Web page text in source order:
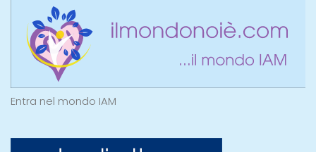
Entra nel mondo IAM